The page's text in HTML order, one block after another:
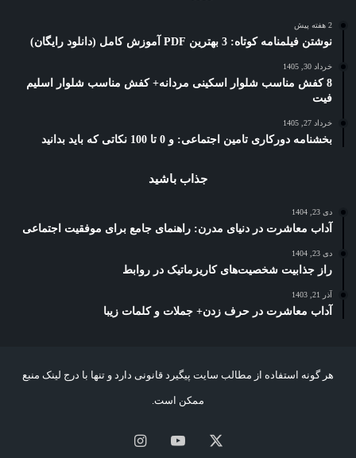
2 هفته پیش
نوشتن فیلمنامه کوتاه: 3 بهترین PDF آموزش کامل (دانلود رایگان)
خرداد 30, 1405
8 کفش مناسب شلوار اسکینی مردانه+ کفش مناسب شلوار اسلیم
فیت
خرداد 27, 1405
بخشنامه دورکاری تامین اجتماعی: و 0 تا 100 نکاتی که باید بدانید
جذاب باشید
دی 23, 1404
آداب معاشرت در دنیای مدرن: راهنمای جامع برای موفقیت اجتماعی
دی 23, 1404
راز جذابیت شخصیت‌های کاریزماتیک در روابط
آذر 21, 1403
آداب معاشرت در حرف زدن+ جملات و کلمات زیبا
هر گونه استفاده از مطالب سایت پیگیرد قانونی دارد و تنها با درج لینک منبع
ممکن است.
یوتیوباینستاگرام